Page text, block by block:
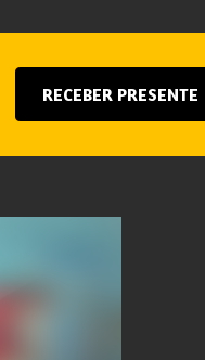
RECEBER PRESENTE